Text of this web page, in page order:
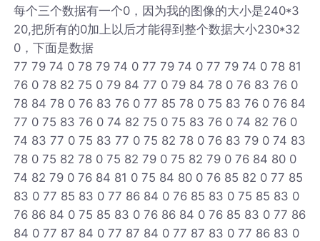
每个三个数据有一个0，因为我的图像的大小是240*3
20,把所有的0加上以后才能得到整个数据大小230*32
0，下面是数据
77 79 74 0 78 79 74 0 77 79 74 0 77 79 74 0 78 81
76 0 78 82 75 0 79 84 77 0 79 84 78 0 76 83 76 0
78 84 78 0 76 83 76 0 77 85 78 0 75 83 76 0 76 84
77 0 75 83 76 0 74 82 75 0 75 83 76 0 74 82 76 0
74 83 77 0 75 83 77 0 75 82 78 0 76 83 79 0 74 83
78 0 75 82 78 0 75 82 79 0 75 82 79 0 76 84 80 0
74 82 79 0 76 84 81 0 75 84 80 0 76 85 82 0 77 85
83 0 77 85 83 0 77 86 84 0 76 85 83 0 75 85 83 0
76 86 84 0 75 85 83 0 76 86 84 0 76 85 83 0 77 86
84 0 77 87 84 0 77 87 84 0 77 87 83 0 77 86 83 0